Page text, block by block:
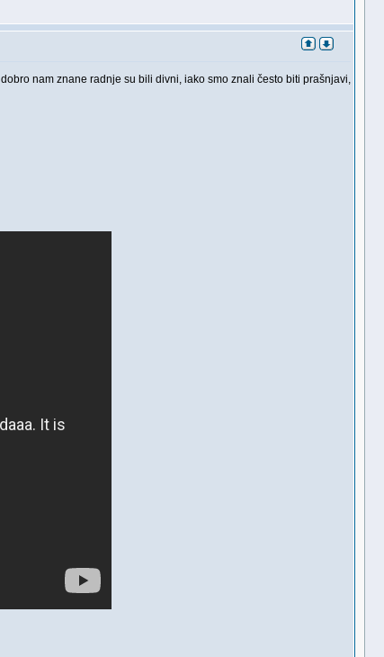
nam znane radnje su bili divni, iako smo znali često biti prašnjavi,